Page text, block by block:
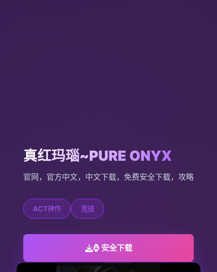
真红玛瑙~PURE ONYX
官网，官方中文，中文下载，免费安全下载，攻略
ACT神作 竞技
⌚ 安全下载